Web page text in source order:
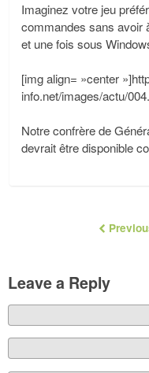
Imaginez votre jeu
commandes sans avoir
et une fois sous
[img align= »center
info.net/images/actu/
Notre confrère de
devrait être disponible
Leave a Reply